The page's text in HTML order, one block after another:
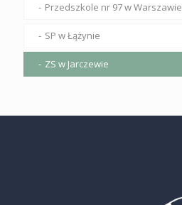
Przedszkole nr 97 w Warszawie
SP w Łążynie
ZS w Jarczewie